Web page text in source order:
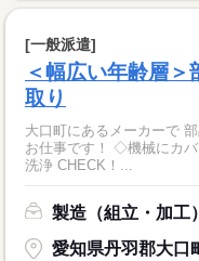
[一般派遣]
＜幅広い年齢層
取り
大口町にあるメーカーで
お仕事です！ ◇機械にカバーの取り付け ◇部品の取り付け ◇部品の
洗浄 CHECK！...
製造（組立・加工）
愛知県丹羽郡大口